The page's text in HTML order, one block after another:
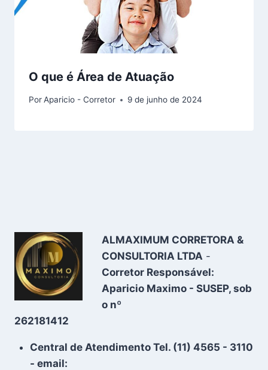
O que é Área de Atuação
PorAparicio - Corretor 9 de junho de 2024
ALMAXIMUM CORRETORA &
CONSULTORIA LTDA -
Corretor Responsável:
Aparicio Maximo - SUSEP, sob
o nº
262181412
Central de Atendimento Tel. (11) 4565 - 3110
- email: